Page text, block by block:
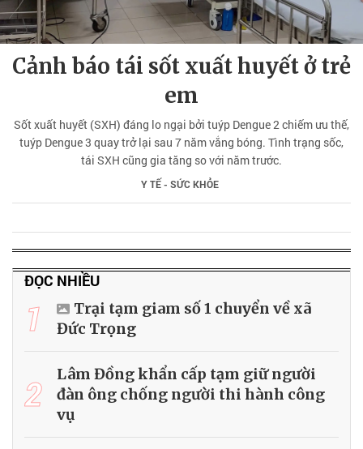
Cảnh báo tái sốt xuất huyết ở trẻ
em
Sốt xuất huyết (SXH) đáng lo ngại bởi tuýp Dengue 2 chiếm ưu thế,
tuýp Dengue 3 quay trở lại sau 7 năm vắng bóng. Tình trạng sốc,
tái SXH cũng gia tăng so với năm trước.
Y TẾ - SỨC KHỎE
ĐỌC NHIỀU
1
Trại tạm giam số 1 chuyển về xã
Đức Trọng
2
Lâm Đồng khẩn cấp tạm giữ người
đàn ông chống người thi hành công
vụ